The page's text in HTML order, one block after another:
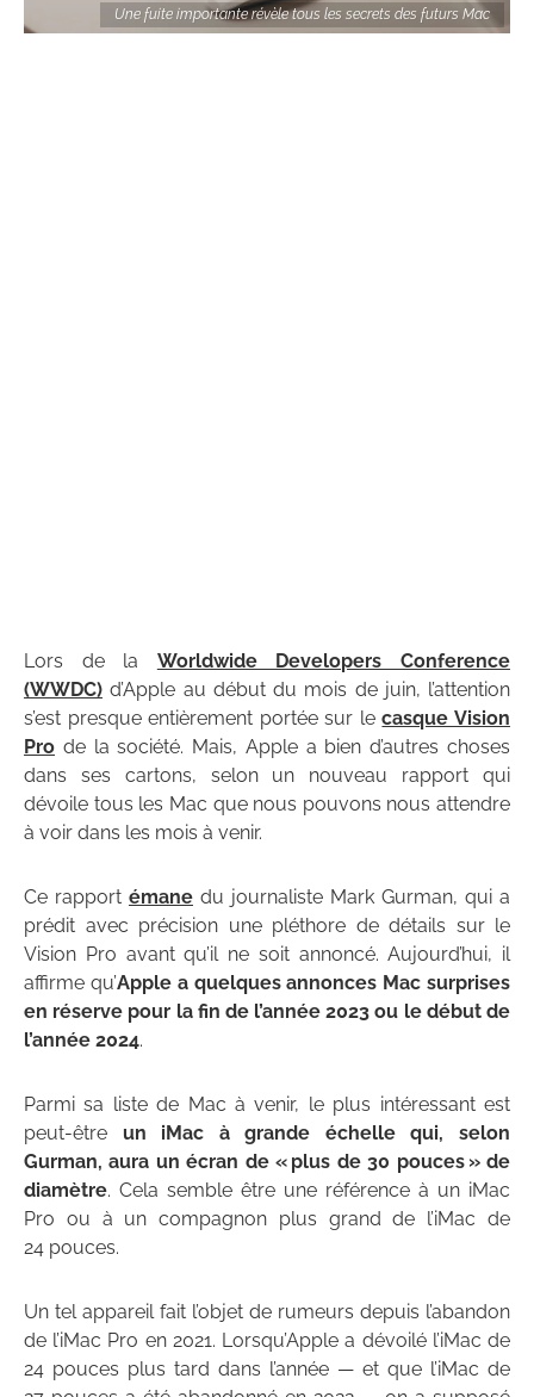
Une fuite importante révèle tous les secrets des futurs Mac
Lors de la Worldwide Developers Conference
(WWDC) d’Apple au début du mois de juin, l’attention
s’est presque entièrement portée sur lecasque Vision
Pro de la société. Mais, Apple a bien d’autres choses
dans ses cartons, selon un nouveau rapport qui
dévoile tous les Mac que nous pouvons nous attendre
à voir dans les mois à venir.
Ce rapport émane du journaliste Mark Gurman, qui a
prédit avec précision une pléthore de détails sur le
Vision Pro avant qu’il ne soit annoncé. Aujourd’hui, il
affirme qu’Apple a quelques annonces Mac surprises
en réserve pour la fin de l’année 2023 ou le début de
l’année 2024.
Parmi sa liste de Mac à venir, le plus intéressant est
peut-être un iMac à grande échelle qui, selon
Gurman, aura un écran de « plus de 30 pouces » de
diamètre. Cela semble être une référence à un iMac
Pro ou à un compagnon plus grand de l’iMac de
24 pouces.
Un tel appareil fait l’objet de rumeurs depuis l’abandon
de l’iMac Pro en 2021. Lorsqu’Apple a dévoilé l’iMac de
24 pouces plus tard dans l’année — et que l’iMac de